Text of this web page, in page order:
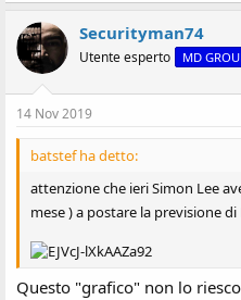
Securityman74
Utente esperto MD
14 Nov 2019
batstef ha detto:
attenzione che ieri Simon Lee
mese ) a postare la previsione di
Questo "grafico" non lo